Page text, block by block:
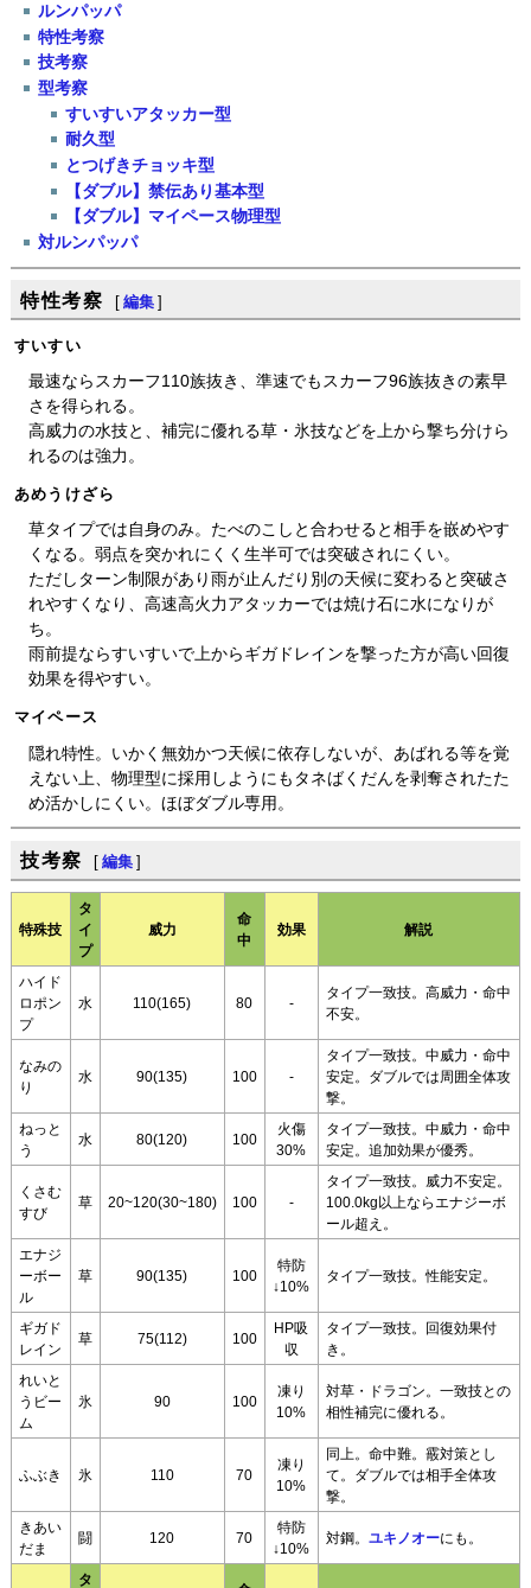
ルンパッパ
特性考察
技考察
型考察
すいすいアタッカー型
耐久型
とつげきチョッキ型
【ダブル】禁伝あり基本型
【ダブル】マイペース物理型
対ルンパッパ
特性考察 [ 編集 ]
すいすい
最速ならスカーフ110族抜き、準速でもスカーフ96族抜きの素早
さを得られる。
高威力の水技と、補完に優れる草・氷技などを上から撃ち分けら
れるのは強力。
あめうけざら
草タイプでは自身のみ。たべのこしと合わせると相手を嵌めやす
くなる。弱点を突かれにくく生半可では突破されにくい。
ただしターン制限があり雨が止んだり別の天候に変わると突破さ
れやすくなり、高速高火力アタッカーでは焼け石に水になりが
ち。
雨前提ならすいすいで上からギガドレインを撃った方が高い回復
効果を得やすい。
マイペース
隠れ特性。いかく無効かつ天候に依存しないが、あばれる等を覚
えない上、物理型に採用しようにもタネばくだんを剥奪されたた
め活かしにくい。ほぼダブル専用。
技考察 [ 編集 ]
特殊技
タ
イ
プ
威力
命
中
効果 解説
ハイド
ロポン
プ
水 110(165) 80 -
タイプ一致技。高威力・命中
不安。
なみの
り
水 90(135) 100 -
タイプ一致技。中威力・命中
安定。ダブルでは周囲全体攻
撃。
ねっと
う
水 80(120) 100
火傷
30%
タイプ一致技。中威力・命中
安定。追加効果が優秀。
くさむ
すび
草 20~120(30~180) 100 -
タイプ一致技。威力不安定。
100.0kg以上ならエナジーボ
ール超え。
エナジ
ーボー
ル
草 90(135) 100
特防
↓10%
タイプ一致技。性能安定。
ギガド
レイン
草 75(112) 100
HP吸
収
タイプ一致技。回復効果付
き。
れいと
うビー
ム
氷 90 100
凍り
10%
対草・ドラゴン。一致技との
相性補完に優れる。
ふぶき 氷 110 70
凍り
10%
同上。命中難。霰対策とし
て。ダブルでは相手全体攻
撃。
きあい
だま
闘 120 70
特防
↓10%
対鋼。 ユキノオーにも。
タ